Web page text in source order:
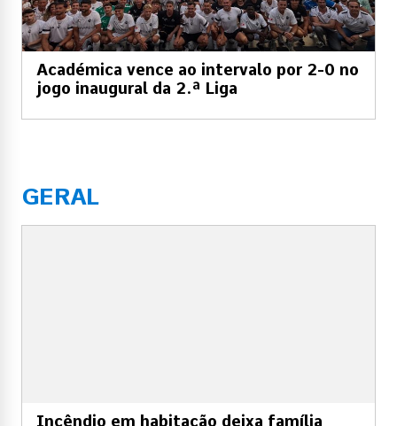
Académica vence ao intervalo por 2-0 no
jogo inaugural da 2.ª Liga
GERAL
Incêndio em habitação deixa família